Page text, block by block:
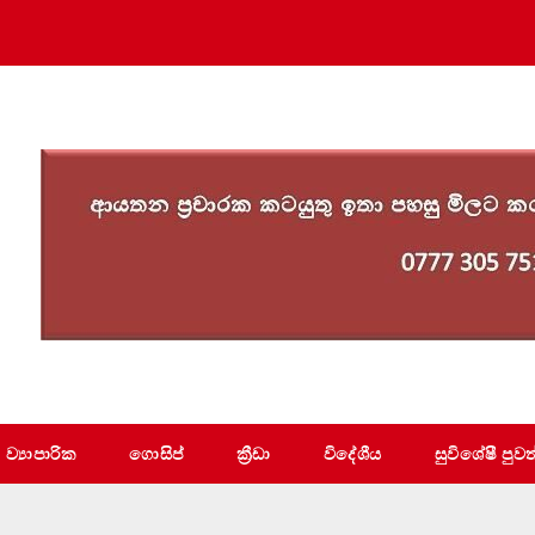
ව්‍යාපාරික ගොසිප් ක්‍රීඩා විදේශීය සුවිශේෂී